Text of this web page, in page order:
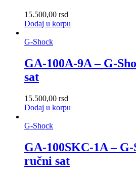
15.500,00 rsd
Dodaj u korpu
G-Shock
GA-100A-9A – G-
sat
15.500,00 rsd
Dodaj u korpu
G-Shock
GA-100SKC-1A –
ručni sat